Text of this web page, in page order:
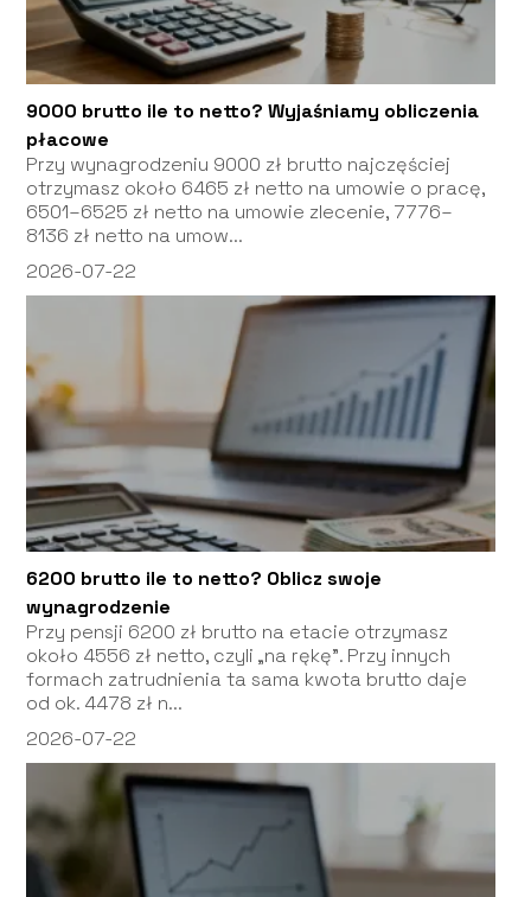
9000 brutto ile to netto? Wyjaśniamy obliczenia
płacowe
Przy wynagrodzeniu 9000 zł brutto najczęściej
otrzymasz około 6465 zł netto na umowie o pracę,
6501–6525 zł netto na umowie zlecenie, 7776–
8136 zł netto na umow...
2026-07-22
6200 brutto ile to netto? Oblicz swoje
wynagrodzenie
Przy pensji 6200 zł brutto na etacie otrzymasz
około 4556 zł netto, czyli „na rękę”. Przy innych
formach zatrudnienia ta sama kwota brutto daje
od ok. 4478 zł n...
2026-07-22